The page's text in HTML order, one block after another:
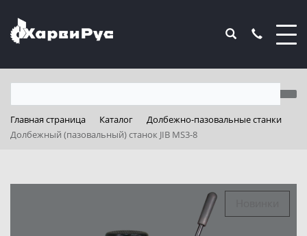
Главная страница Каталог
Долбежно-пазовальные станки
Долбежный (пазовальный) станок JIB MS3-8